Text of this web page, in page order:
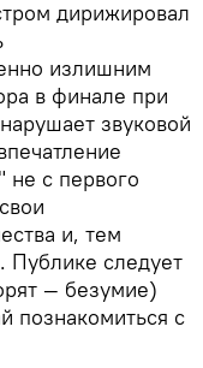
дирижировал
излишним
в финале при
звуковой
с первого
и, тем
Публике следует
— безумие)
познакомиться с